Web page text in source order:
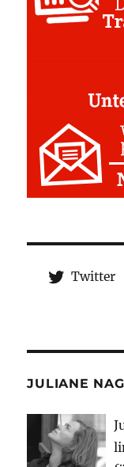
Twitter
JULIANE